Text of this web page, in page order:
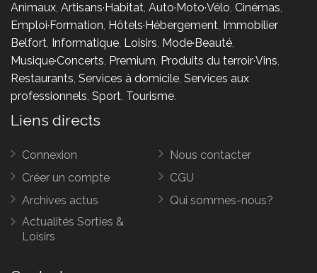
Animaux, Artisans·Habitat, Auto·Moto·Vélo, Cinémas,
Emploi·Formation, Hôtels·Hébergement, Immobilier
Belfort, Informatique, Loisirs, Mode·Beauté,
Musique·Concerts, Premium, Produits du terroir·Vins,
Restaurants, Services à domicile, Services aux
professionnels, Sport, Tourisme.
Liens directs
Connexion
Créer un compte
Archives actus
Actualités Sorties &
Loisirs
Nous contacter
CGU
Qui sommes-nous?